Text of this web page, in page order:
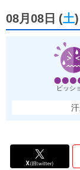
08月08日 (土)
ビッシ